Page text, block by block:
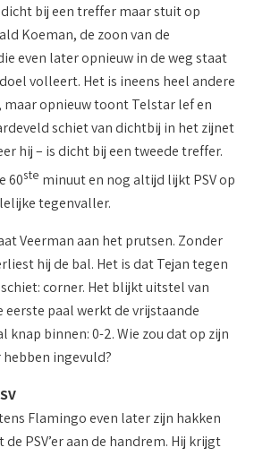
bij een treffer maar stuit op
Koeman, de zoon van de
even later opnieuw in de weg staat
volleert. Het is ineens heel andere
opnieuw toont Telstar lef en
schiet van dichtbij in het zijnet
hij – is dicht bij een tweede treffer.
60ste minuut en nog altijd lijkt PSV op
tegenvaller.
Veerman aan het prutsen. Zonder
hij de bal. Het is dat Tejan tegen
corner. Het blijkt uitstel van
eerste paal werkt de vrijstaande
knap binnen: 0-2. Wie zou dat op zijn
ingevuld?
Flamingo even later zijn hakken
PSV’er aan de handrem. Hij krijgt